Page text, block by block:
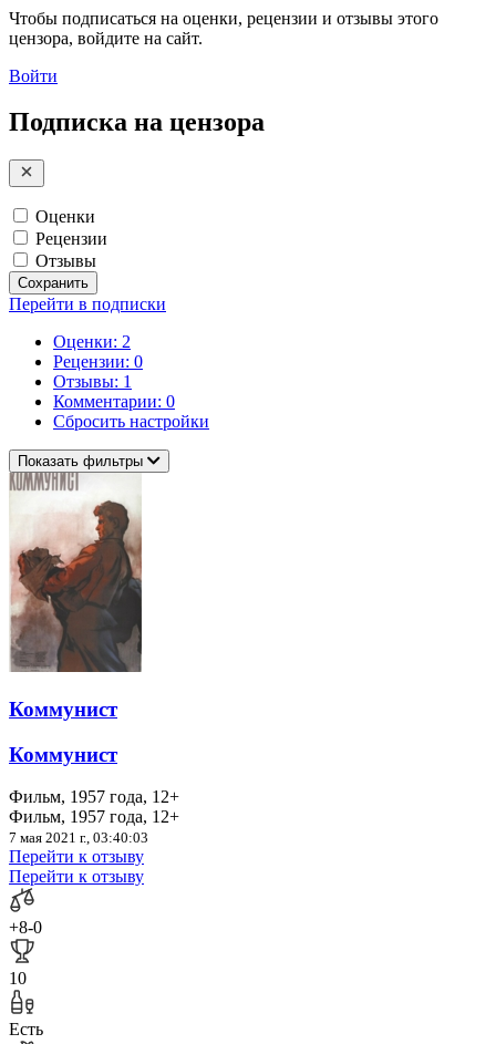
Чтобы подписаться на оценки, рецензии и отзывы этого
цензора, войдите на сайт.
Войти
Подписка на цензора
Оценки
Рецензии
Отзывы
Сохранить
Перейти в подписки
Оценки: 2
Рецензии: 0
Отзывы: 1
Комментарии: 0
Сбросить настройки
Показать фильтры
Коммунист
Коммунист
Фильм, 1957 года, 12+
Фильм, 1957 года, 12+
7 мая 2021 г., 03:40:03
Перейти к отзыву
Перейти к отзыву
+8-0
10
Есть